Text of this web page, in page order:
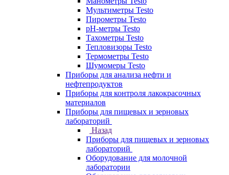
Мультиметры Testo
Пирометры Testo
pH-метры Testo
Тахометры Testo
Тепловизоры Testo
Термометры Testo
Шумомеры Testo
Приборы для анализа нефти и
нефтепродуктов
Приборы для контроля лакокрасочных
материалов
Приборы для пищевых и зерновых
лабораторий
Назад
Приборы для пищевых и зерновых
лабораторий
Оборудование для молочной
лаборатории